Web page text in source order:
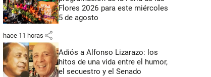
Flores 2026 para este miércoles
5 de agosto
hace 11 horas share
Adiós a Alfonso Lizarazo: los
hitos de una vida entre el humor,
el secuestro y el Senado